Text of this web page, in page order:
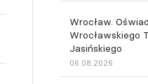
Wrocław.
Wrocławskiego
Jasińskiego
06.08.2026